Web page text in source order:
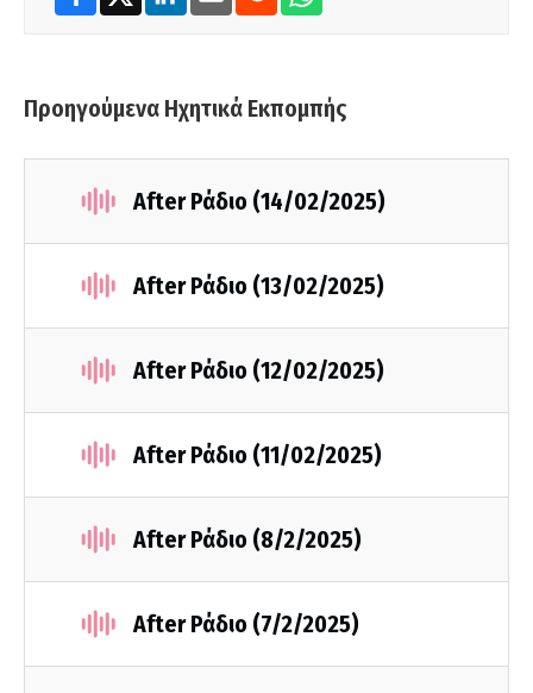
Προηγούμενα Ηχητικά Εκπομπής
After Ράδιο (14/02/2025)
After Ράδιο (13/02/2025)
After Ράδιο (12/02/2025)
After Ράδιο (11/02/2025)
After Ράδιο (8/2/2025)
After Ράδιο (7/2/2025)